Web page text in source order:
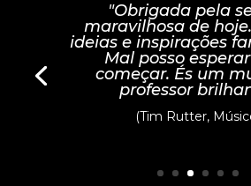
"Obrigada pela
maravilhosa de
ideias e inspirações
Mal posso
começar. És um
professor
(Tim Rutter,